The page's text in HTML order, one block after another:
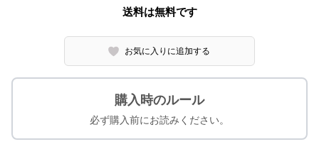
送料は無料です
お気に入りに追加する
購入時のルール
必ず購入前にお読みください。